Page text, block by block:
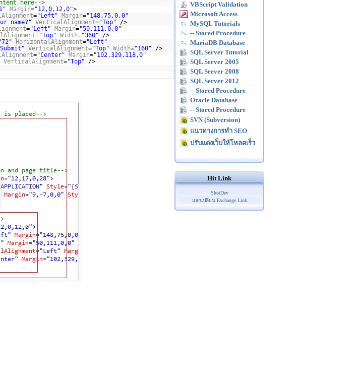
here-->
Margin="12,0,12,0">
="Left" Margin="148,75,0,0"
name?" VerticalAlignment="Top"
/>
="Left" Margin="50,111,0,0"
="Top" Width="360"
/>
HorizontalAlignment="Left"
VerticalAlignment="Top" Width="160"
/>
="Center" Margin="102,329,118,0"
VerticalAlignment="Top"
/>
VBScript Validation
Microsoft Access
MySQL Tutorials
-- Stored Procedure
MariaDB Database
SQL Server Tutorial
SQL Server 2005
SQL Server 2008
SQL Server 2012
-- Stored Procedure
Oracle Database
-- Stored Procedure
SVN (Subversion)
แนวทางการทำ SEO
ปรับแต่งเว็บให้โหลดเร็ว
Hit Link
ShotDev
แลกเปลี่ยน Exchange Link